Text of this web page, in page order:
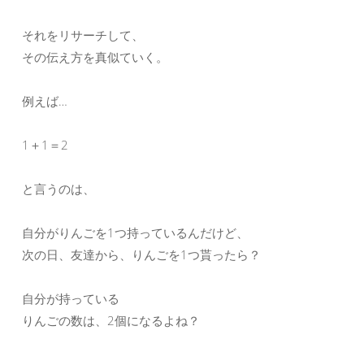
それをリサーチして、
その伝え方を真似ていく。
例えば…
1＋1＝2
と言うのは、
自分がりんごを1つ持っているんだけど、
次の日、友達から、りんごを1つ貰ったら？
自分が持っている
りんごの数は、2個になるよね？